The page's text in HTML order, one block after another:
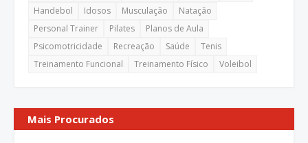
Handebol
Idosos Musculação
Natação
Personal Trainer
Pilates
Planos de Aula
Psicomotricidade
Recreação Saúde
Tenis
Treinamento Funcional
Treinamento Físico Voleibol
Mais Procurados